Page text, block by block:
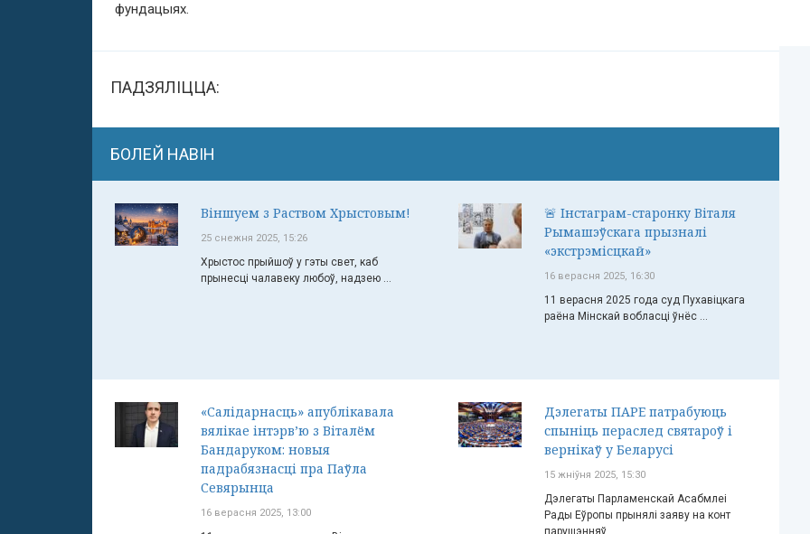
фундацыях.
ПАДЗЯЛІЦЦА:
БОЛЕЙ НАВІН
Віншуем з Раством Хрыстовым!
25 снежня 2025, 15:26
Хрыстос прыйшоў у гэты свет, каб
прынесці чалавеку любоў, надзею ...
🚨 Інстаграм-старонку Віталя
Рымашэўскага прызналі
«экстрэмісцкай»
16 верасня 2025, 16:30
11 верасня 2025 года суд Пухавіцкага
раёна Мінскай вобласці ўнёс ...
«Салідарнасць» апублікавала
вялікае інтэрв’ю з Віталём
Бандаруком: новыя
падрабязнасці пра Паўла
Севярынца
16 верасня 2025, 13:00
Дэлегаты ПАРЕ патрабуюць
спыніць пераслед святароў і
вернікаў у Беларусі
15 жніўня 2025, 15:30
Дэлегаты Парламенскай Асабмлеі
Рады Еўропы прынялі заяву на конт
парушэнняў ...